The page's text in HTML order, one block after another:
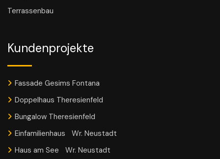
Terrassenbau
Kundenprojekte
Fassade Gesims Fontana
Doppelhaus Theresienfeld
Bungalow Theresienfeld
Einfamilienhaus Wr. Neustadt
Haus am See Wr. Neustadt